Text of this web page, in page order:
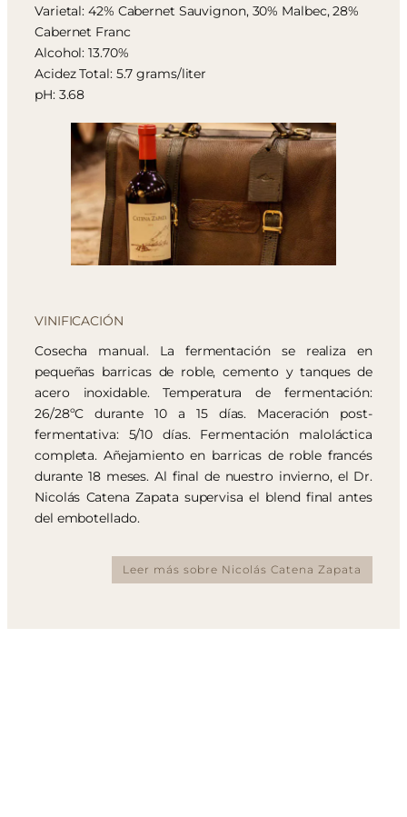
Varietal: 42% Cabernet Sauvignon, 30% Malbec, 28%
Cabernet Franc
Alcohol: 13.70%
Acidez Total: 5.7 grams/liter
pH: 3.68
VINIFICACIÓN
Cosecha manual. La fermentación se realiza en
pequeñas barricas de roble, cemento y tanques de
acero inoxidable. Temperatura de fermentación:
26/28ºC durante 10 a 15 días. Maceración post-
fermentativa: 5/10 días. Fermentación maloláctica
completa. Añejamiento en barricas de roble francés
durante 18 meses. Al final de nuestro invierno, el Dr.
Nicolás Catena Zapata supervisa el blend final antes
del embotellado.
Leer más sobre Nicolás Catena Zapata